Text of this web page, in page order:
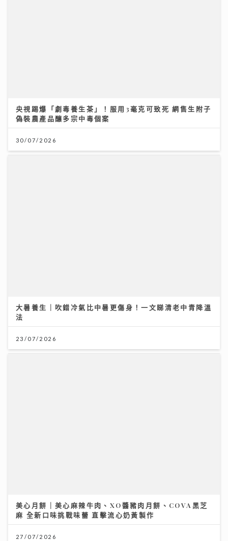
央視踢爆「劇毒養生茶」！服用3毫克可致死 網售生附子
偽裝農產品釀多宗中毒個案
30/07/2026
大暑養生｜吹錯冷氣比中暑更傷身！一文睇清老中青降溫
法
23/07/2026
美心月餅｜美心麻辣牛肉、XO醬豬肉月餅、COVA黑芝
麻 全新口味挑戰味蕾 直擊流心奶黃製作
27/07/2026